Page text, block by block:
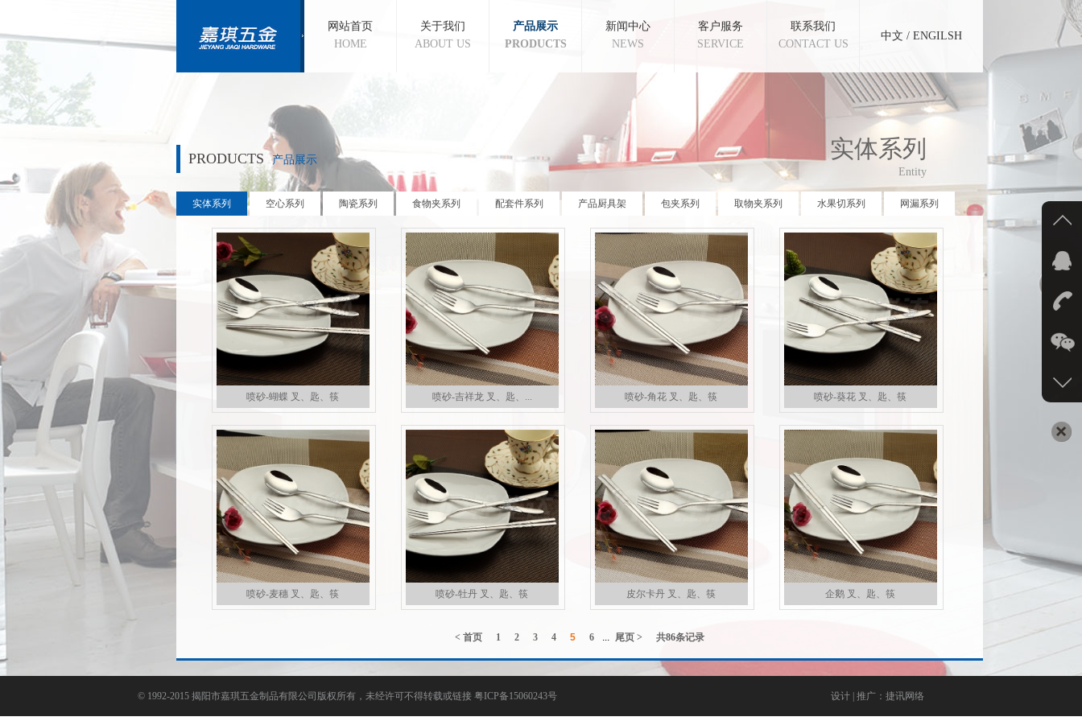
网站首页
HOME
关于我们
ABOUT US
产品展示
PRODUCTS
新闻中心
NEWS
客户服务
SERVICE
联系我们
CONTACT US
中文 / ENGILSH
PRODUCTS 产品展示 实体系列
Entity
实体系列 空心系列 陶瓷系列 食物夹系列 配套件系列 产品厨具架 包夹系列 取物夹系列 水果切系列 网漏系列
喷砂-蝴蝶 叉、匙、筷 喷砂-吉祥龙 叉、匙、... 喷砂-角花 叉、匙、筷 喷砂-葵花 叉、匙、筷
喷砂-麦穗 叉、匙、筷 喷砂-牡丹 叉、匙、筷 皮尔卡丹 叉、匙、筷 企鹅 叉、匙、筷
< 首页 1 2 3 4 5 6 ... 尾页 > 共86条记录
© 1992-2015 揭阳市嘉琪五金制品有限公司版权所有，未经许可不得转载或链接 粤ICP备15060243号 设计 | 推广：捷讯网络